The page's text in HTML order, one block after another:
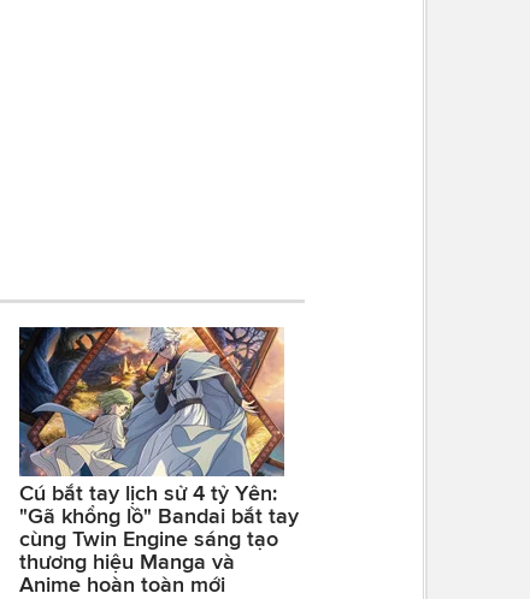
Cú bắt tay lịch sử 4 tỷ Yên:
"Gã khổng lồ" Bandai bắt tay
cùng Twin Engine sáng tạo
thương hiệu Manga và
Anime hoàn toàn mới